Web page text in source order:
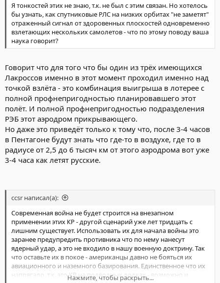
Я тонкостей этих не знаю, т.к. не был с этим связан. Но хотелось
бы узнать, как спутниковые РЛС на низких орбитах "не заметят"
отраженный сигнал от здоровенных плоскостей одновременно
взлетающих нескольких самолетов - что по этому поводу ваша
наука говорит?
Говорит что для того что бы один из трёх имеющихся
Лакроссов именно в этот момент проходил именно над
точкой взлёта - это комбинация выигрыша в лотерее с
полной профнепригодностью планировавшего этот
полёт. И полной профнепригодностью подразделения
РЭБ этот аэродром прикрывающего.
Но даже это приведёт только к тому что, после 3-4 часов
в Пентагоне будут знать что где-то в воздухе, где то в
радиусе от 2,5 до 6 тысяч км от этого аэродрома вот уже
3-4 часа как летят русские.
ccsr написал(а):
Современная война не будет строится на внезапном
применении этих КР - другой сценарий уже лет тридцать с
лишним существует. Использовать их для начала войны это
заранее предупредить противника что по нему нанесут
ядерный удар, а это не входило в нашу военную доктрину. Так
что оставьте их в покое - американцы давно не бояться их
авиационного и наземного базирования. Единственное что их
напрягало, т.к. это КР на подводных лодках - возможно и
Нажмите, чтобы раскрыть...